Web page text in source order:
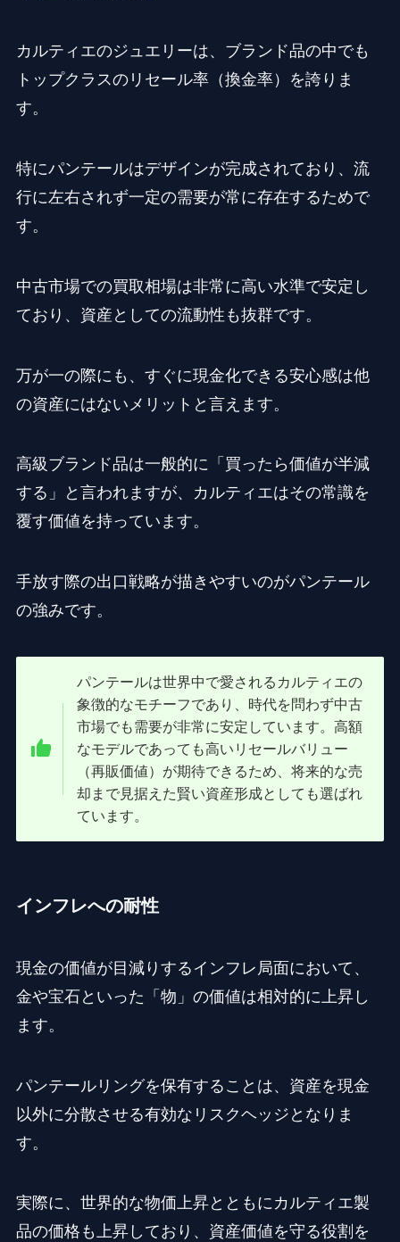
カルティエのジュエリーは、ブランド品の中でも
トップクラスのリセール率（換金率）を誇りま
す。
特にパンテールはデザインが完成されており、流
行に左右されず一定の需要が常に存在するためで
す。
中古市場での買取相場は非常に高い水準で安定し
ており、資産としての流動性も抜群です。
万が一の際にも、すぐに現金化できる安心感は他
の資産にはないメリットと言えます。
高級ブランド品は一般的に「買ったら価値が半減
する」と言われますが、カルティエはその常識を
覆す価値を持っています。
手放す際の出口戦略が描きやすいのがパンテール
の強みです。
パンテールは世界中で愛されるカルティエの
象徴的なモチーフであり、時代を問わず中古
市場でも需要が非常に安定しています。高額
なモデルであっても高いリセールバリュー
（再販価値）が期待できるため、将来的な売
却まで見据えた賢い資産形成としても選ばれ
ています。
インフレへの耐性
現金の価値が目減りするインフレ局面において、
金や宝石といった「物」の価値は相対的に上昇し
ます。
パンテールリングを保有することは、資産を現金
以外に分散させる有効なリスクヘッジとなりま
す。
実際に、世界的な物価上昇とともにカルティエ製
品の価格も上昇しており、資産価値を守る役割を